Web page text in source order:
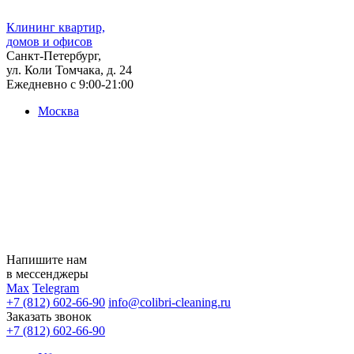
Клининг квартир,
домов и офисов
Санкт-Петербург,
ул. Коли Томчака, д. 24
Ежедневно с 9:00-21:00
Москва
Напишите нам
в мессенджеры
Max Telegram
+7 (812) 602-66-90 info@colibri-cleaning.ru
Заказать звонок
+7 (812) 602-66-90